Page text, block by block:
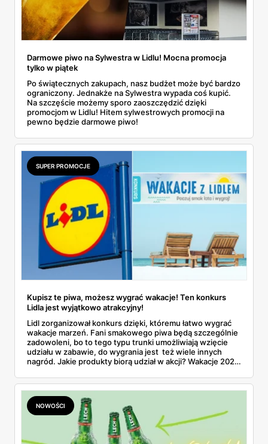
Darmowe piwo na Sylwestra w Lidlu! Mocna promocja
tylko w piątek
Po świątecznych zakupach, nasz budżet może być bardzo
ograniczony. Jednakże na Sylwestra wypada coś kupić.
Na szczęście możemy sporo zaoszczędzić dzięki
promocjom w Lidlu! Hitem sylwestrowych promocji na
pewno będzie darmowe piwo!
SUPER PROMOCJE
Kupisz te piwa, możesz wygrać wakacje! Ten konkurs
Lidla jest wyjątkowo atrakcyjny!
Lidl zorganizował konkurs dzięki, któremu łatwo wygrać
wakacje marzeń. Fani smakowego piwa będą szczególnie
zadowoleni, bo to tego typu trunki umożliwiają wzięcie
udziału w zabawie, do wygrania jest też wiele innych
nagród. Jakie produkty biorą udział w akcji? Wakacje 2022
konkursie!
NOWOŚCI